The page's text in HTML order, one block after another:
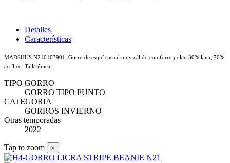
Detalles
Características
MADSHUS N210103901. Gorro de esquí casual muy cálido con forro polar. 30% lana, 70%
acrílico. Talla única.
TIPO GORRO
GORRO TIPO PUNTO
CATEGORIA
GORROS INVIERNO
Otras temporadas
2022
Tap to zoom ×